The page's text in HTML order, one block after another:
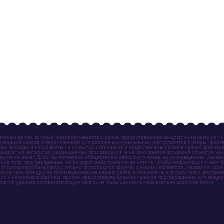
архив, который разрабатывается с целью предоставления каждому музыканту нот
основе в переложениях для различных музыкальных инструментов (гитары,
аккорды и ноты) взяты из открытых источников и представлены исключительно для
на авторство размещаемых произведений и не занимается продажей объектов
не несет. Если вы являетесь обладателем авторского права на произведение,
тому подтверждение, но по какой-либо причине не хотите, чтобы информация о нём
письмо (в свободной форме) с указанием автора, названия,
или другое произведение) на нашем сайте и прикрепите к письму копии
к нескольким файлам, просим предоставить документальное подтверждение для
удалить соответствующую запись из базы данных в максимально короткие сроки.